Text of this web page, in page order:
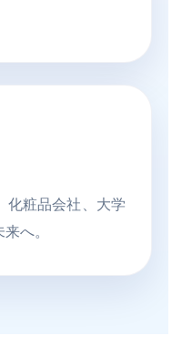
化粧品会社、大学
へ。